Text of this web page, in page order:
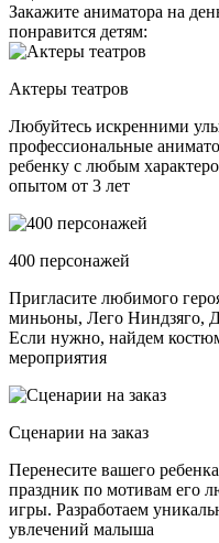
Закажите аниматора на
понравится детям:
Актеры театров
Любуйтесь искренними
профессиональные
ребенку с любым
опытом от 3 лет
400 персонажей
Пригласите любимого
миньоны, Лего Ниндзяго,
Если нужно, найдем
мероприятия
Сценарии на заказ
Перенесите вашего
праздник по мотивам его
игры. Разработаем
увлечений малыша